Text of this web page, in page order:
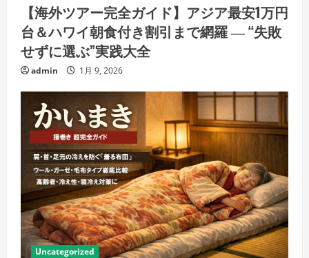
【海外ツアー完全ガイド】アジア最安1万円
台＆ハワイ朝食付き割引まで網羅 ― “失敗
せずに選ぶ”実践大全
admin 1月 9, 2026
Uncategorized